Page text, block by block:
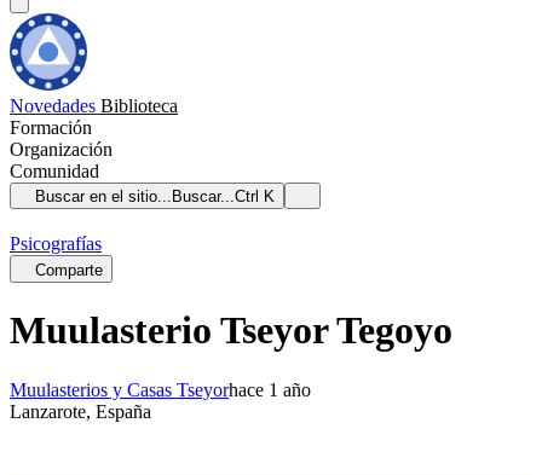
Novedades Biblioteca
Formación
Organización
Comunidad
Buscar en el sitio... Buscar...Ctrl K
Psicografías
Comparte
Muulasterio Tseyor Tegoyo
Muulasterios y Casas Tseyorhace 1 año
Lanzarote, España